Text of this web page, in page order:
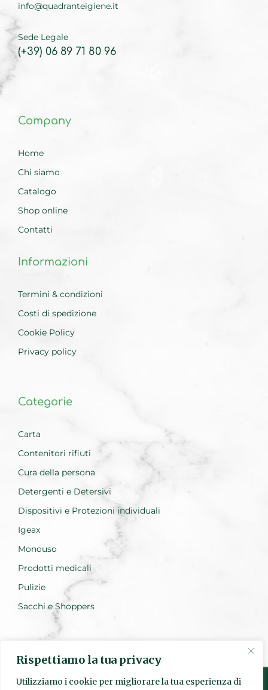
Rispettiamo la tua privacy
Utilizziamo i cookie per migliorare la tua esperienza di
info@quadranteigiene.it
Sede Legale
(+39) 06 89 71 80 96
Company
Home
Chi siamo
Catalogo
Shop online
Contatti
Informazioni
Termini & condizioni
Costi di spedizione
Cookie Policy
Privacy policy
Categorie
Carta
Contenitori rifiuti
Cura della persona
Detergenti e Detersivi
Dispositivi e Protezioni individuali
Igeax
Monouso
Prodotti medicali
Pulizie
Sacchi e Shoppers